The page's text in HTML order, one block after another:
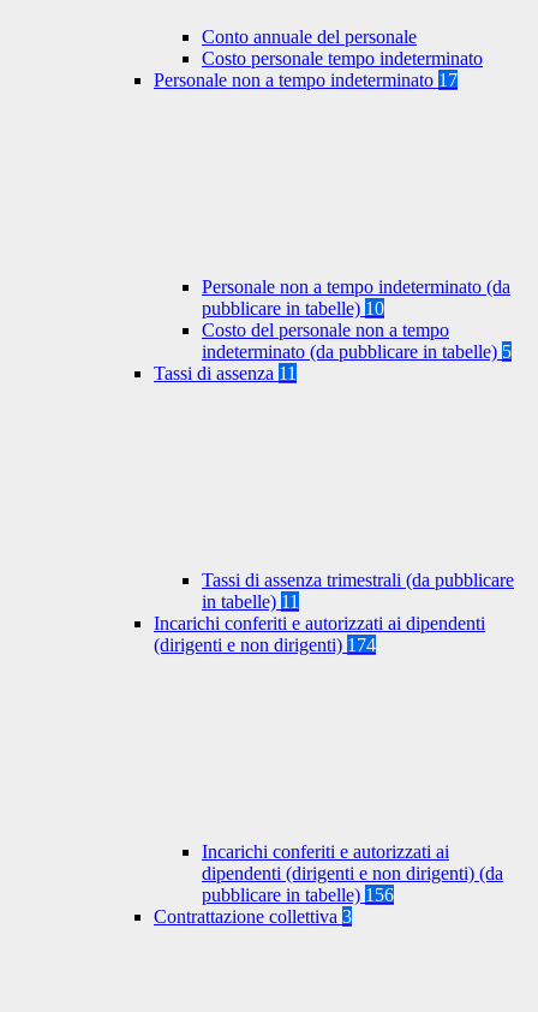
Conto annuale del personale
Costo personale tempo indeterminato
Personale non a tempo indeterminato 17
Personale non a tempo indeterminato (da
pubblicare in tabelle) 10
Costo del personale non a tempo
indeterminato (da pubblicare in tabelle) 5
Tassi di assenza 11
Tassi di assenza trimestrali (da pubblicare
in tabelle) 11
Incarichi conferiti e autorizzati ai dipendenti
(dirigenti e non dirigenti) 174
Incarichi conferiti e autorizzati ai
dipendenti (dirigenti e non dirigenti) (da
pubblicare in tabelle) 156
Contrattazione collettiva 3